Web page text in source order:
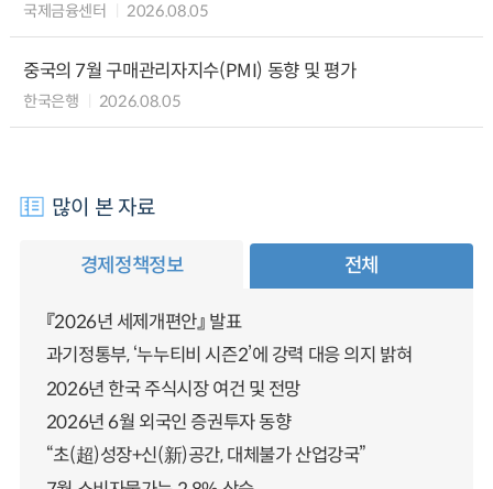
국제금융센터 2026.08.05
중국의 7월 구매관리자지수(PMI) 동향 및 평가
한국은행 2026.08.05
많이 본 자료
경제정책정보 전체
『2026년 세제개편안』 발표
과기정통부, ‘누누티비 시즌2’에 강력 대응 의지 밝혀
2026년 한국 주식시장 여건 및 전망
2026년 6월 외국인 증권투자 동향
“초(超)성장+신(新)공간, 대체불가 산업강국”